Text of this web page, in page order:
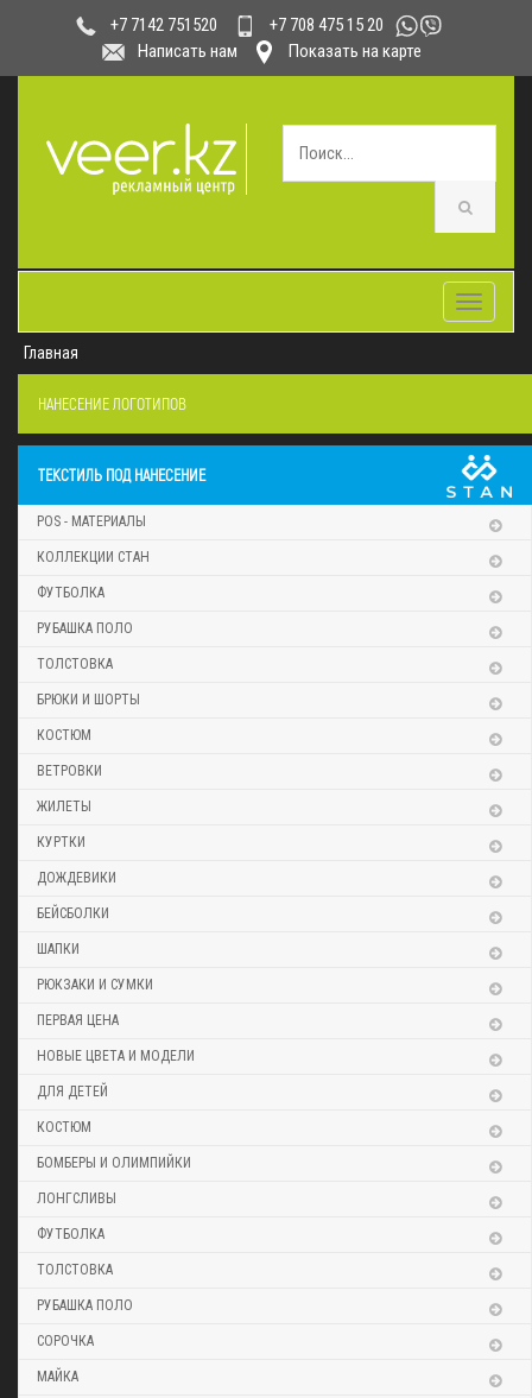
+7 7142 751520
+7 708 475 15 20
Написать нам
Показать на карте
Toggle
Главная
НАНЕСЕНИЕ ЛОГОТИПОВ
ТЕКСТИЛЬ ПОД НАНЕСЕНИЕ
POS - МАТЕРИАЛЫ
КОЛЛЕКЦИИ СТАН
ФУТБОЛКА
РУБАШКА ПОЛО
ТОЛСТОВКА
БРЮКИ И ШОРТЫ
КОСТЮМ
ВЕТРОВКИ
ЖИЛЕТЫ
КУРТКИ
ДОЖДЕВИКИ
БЕЙСБОЛКИ
ШАПКИ
РЮКЗАКИ И СУМКИ
ПЕРВАЯ ЦЕНА
НОВЫЕ ЦВЕТА И МОДЕЛИ
ДЛЯ ДЕТЕЙ
КОСТЮМ
БОМБЕРЫ И ОЛИМПИЙКИ
ЛОНГСЛИВЫ
ФУТБОЛКА
ТОЛСТОВКА
РУБАШКА ПОЛО
СОРОЧКА
МАЙКА